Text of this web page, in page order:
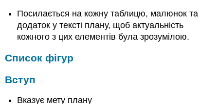
Посилається на кожну таблицю, малюнок та
додаток у тексті плану, щоб актуальність
кожного з цих елементів була зрозумілою.
Список фігур
Вступ
Вказує мету плану